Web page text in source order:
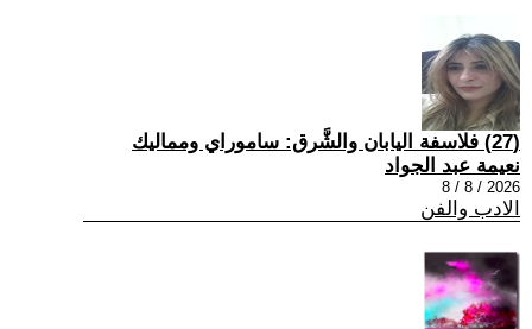
(27) فلاسفة اليابان والشَّرق: ساموراي ومماليك
نعيمة عبد الجواد
2026 / 8 / 8
الادب والفن